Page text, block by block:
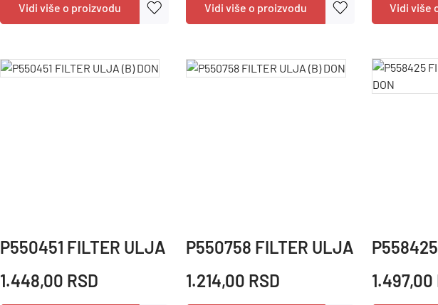
Vidi više o proizvodu Vidi više o proizvodu Vidi više
P550451 FILTER ULJA (B) DON
1.448,00 RSD
P550758 FILTER ULJA (B) DON
1.214,00 RSD
1.497,00